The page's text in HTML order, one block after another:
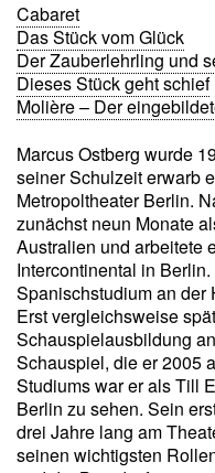
Cabaret
Das Stück vom Glück
Der Zauberlehrling und
Dieses Stück geht schief
Molière – Der
Marcus Ostberg wurde
seiner Schulzeit erwarb
Metropoltheater Berlin.
zunächst neun Monate
Australien und arbeitete
Intercontinental in
Spanischstudium an der
Erst vergleichsweise
Schauspielausbildung
Schauspiel, die er 2005
Studiums war er als Till
Berlin zu sehen. Sein
drei Jahre lang am
seinen wichtigsten